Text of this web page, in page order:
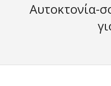
Αυτοκτονία-